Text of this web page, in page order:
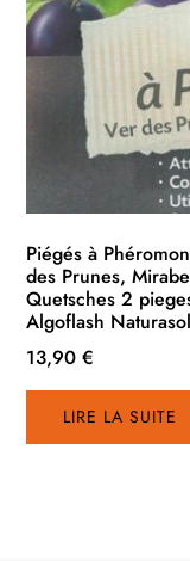
Piégés à
des Prunes,
Quetsches 2
Algoflash Naturasol
13,90€
LIRE LA SUITE